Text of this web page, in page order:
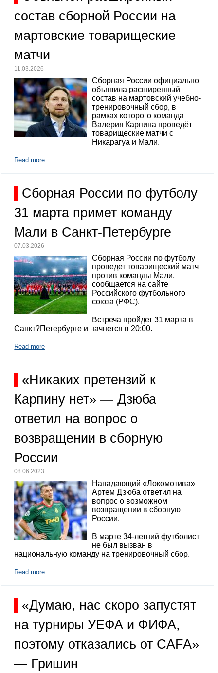
состав сборной России на
мартовские товарищеские
матчи
11.03.2026
Сборная России официально
объявила расширенный
состав на мартовский учебно-
тренировочный сбор, в
рамках которого команда
Валерия Карпина проведёт
товарищеские матчи с
Никарагуа и Мали.
Read more
Сборная России по футболу
31 марта примет команду
Мали в Санкт-Петербурге
07.03.2026
Сборная России по футболу
проведет товарищеский матч
против команды Мали,
сообщается на сайте
Российского футбольного
союза (РФС).
Встреча пройдет 31 марта в
Санкт?Петербурге и начнется в 20:00.
Read more
«Никаких претензий к
Карпину нет» — Дзюба
ответил на вопрос о
возвращении в сборную
России
08.06.2023
Нападающий «Локомотива»
Артем Дзюба ответил на
вопрос о возможном
возвращении в сборную
России.
В марте 34-летний футболист
не был вызван в
национальную команду на тренировочный сбор.
Read more
«Думаю, нас скоро запустят
на турниры УЕФА и ФИФА,
поэтому отказались от CAFA»
— Гришин